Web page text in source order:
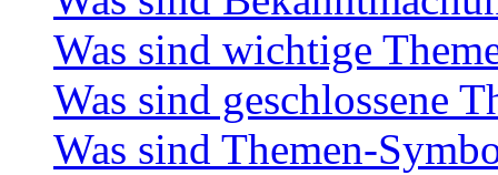
Was sind wichtige
Was sind geschlossene
Was sind Themen-